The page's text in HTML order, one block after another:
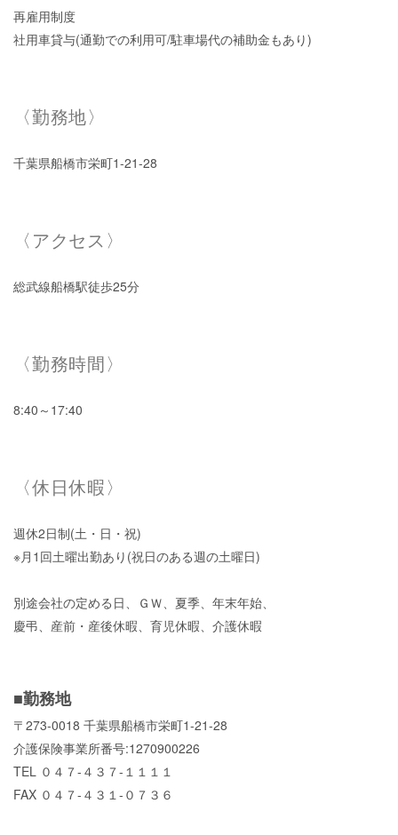
再雇用制度
社用車貸与(通勤での利用可/駐車場代の補助金もあり)
〈勤務地〉
千葉県船橋市栄町1-21-28
〈アクセス〉
総武線船橋駅徒歩25分
〈勤務時間〉
8:40～17:40
〈休日休暇〉
週休2日制(土・日・祝)
※月1回土曜出勤あり(祝日のある週の土曜日)
別途会社の定める日、ＧＷ、夏季、年末年始、
慶弔、産前・産後休暇、育児休暇、介護休暇
■勤務地
〒273-0018 千葉県船橋市栄町1-21-28
介護保険事業所番号:1270900226
TEL ０４７-４３７-１１１１
FAX ０４７-４３１-０７３６